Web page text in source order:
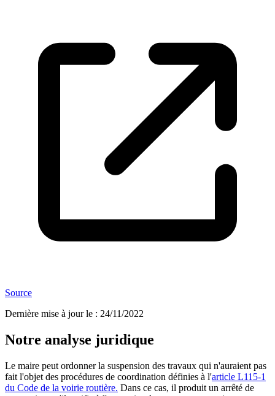
Source
Dernière mise à jour le : 24/11/2022
Notre analyse juridique
Le maire peut ordonner la suspension des travaux qui n'auraient pas
fait l'objet des procédures de coordination définies à l'article L115-1
du Code de la voirie routière. Dans ce cas, il produit un arrêté de